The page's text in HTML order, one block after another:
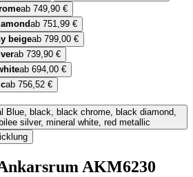
ab 749,90 €
ab 751,99 €
beigeab 799,00 €
ab 739,90 €
ab 694,00 €
ab 756,52 €
silver, mineral white, red metallic
AKM6230